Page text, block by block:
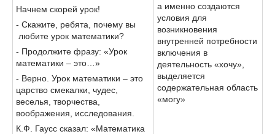
Начнем скорей урок!
- Скажите, ребята, почему вы
любите урок математики?
- Продолжите фразу: «Урок
математики – это…»
- Верно. Урок математики – это
царство смекалки, чудес,
веселья, творчества,
воображения, исследования.
К.Ф. Гаусс сказал: «Математика
а именно создаются
условия для
возникновения
внутренней потребности
включения в
деятельность «хочу»,
выделяется
содержательная область
«могу»